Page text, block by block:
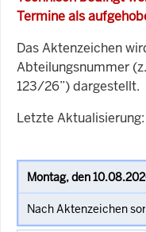
Termine als
Das Aktenzeichen
Abteilungsnummer
123/26”) dargestellt.
Letzte